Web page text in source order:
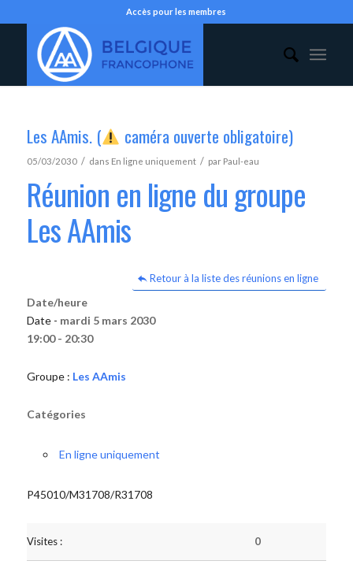
Accès pour les membres
Les AAmis. ( caméra ouverte obligatoire)
05/03/2030 / dans En ligne uniquement / par Paul-eau
Réunion en ligne du groupe
Les AAmis
Retour à la liste des réunions en ligne
Date/heure
Date - mardi 5 mars 2030
19:00 - 20:30
Groupe : Les AAmis
Catégories
En ligne uniquement
P45010/M31708/R31708
Visites : 0